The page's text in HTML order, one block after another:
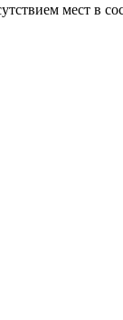
мест в